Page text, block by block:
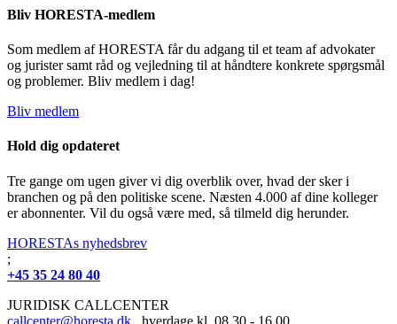
Bliv HORESTA-medlem
Som medlem af HORESTA får du adgang til et team af advokater
og jurister samt råd og vejledning til at håndtere konkrete spørgsmål
og problemer. Bliv medlem i dag!
Bliv medlem
Hold dig opdateret
Tre gange om ugen giver vi dig overblik over, hvad der sker i
branchen og på den politiske scene. Næsten 4.000 af dine kolleger
er abonnenter. Vil du også være med, så tilmeld dig herunder.
HORESTAs nyhedsbrev
;
+45 35 24 80 40
JURIDISK CALLCENTER
callcenter@horesta.dk , hverdage kl. 08.30 - 16.00